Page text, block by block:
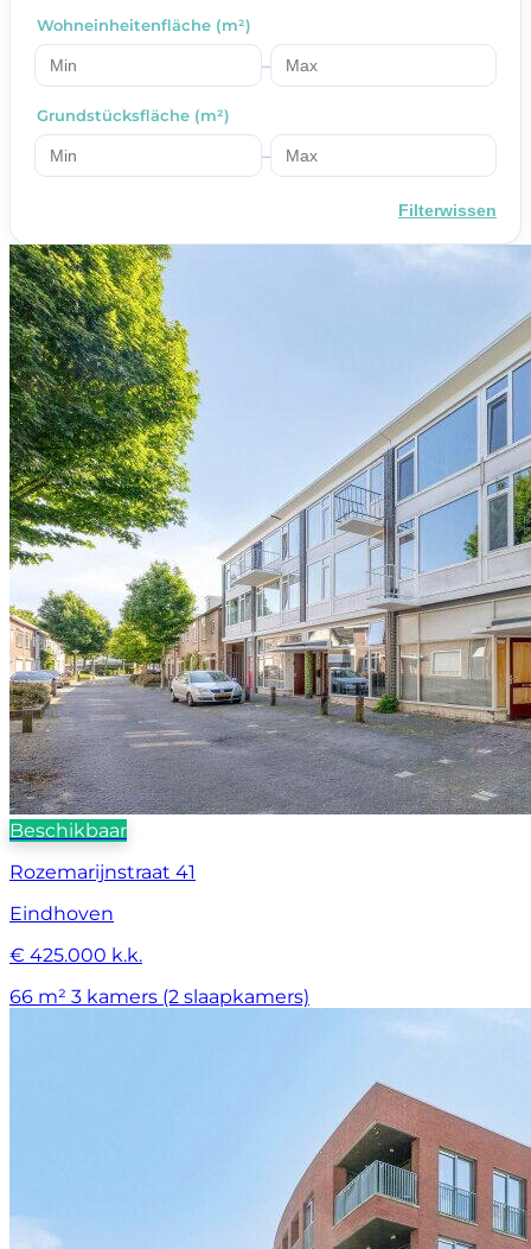
Wohneinheitenfläche (m²)
–
Grundstücksfläche (m²)
–
Filterwissen
Beschikbaar
Rozemarijnstraat 41
Eindhoven
€ 425.000 k.k.
66 m² 3 kamers (2 slaapkamers)